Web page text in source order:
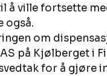
å ville fortsette
også.
om
på Kjølberget i
for å gjøre